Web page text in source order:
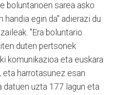
boluntarioen sarea asko
handia egin da" adierazi du
"Era boluntario
duten pertsonek
komunikazioa eta euskara
eta harrotasunez esan
datuen uzta 177 lagun eta